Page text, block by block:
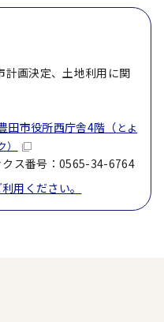
計画決定、土地利用に関
市役所西庁舎4階（ とよ
ス番号：0565-34-6764
用ください。